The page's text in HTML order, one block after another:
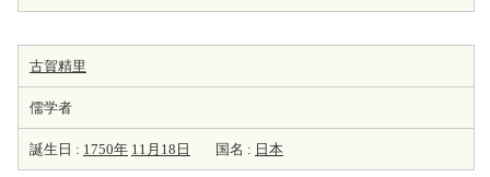
古賀精里
儒学者
誕生日 : 1750年 11月18日 国名 : 日本